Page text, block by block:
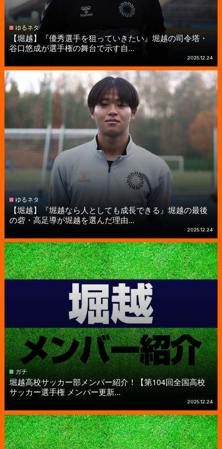
ゆるネタ
【堀越】『優秀選手を狙っていきたい』堀越の司令塔・
谷口悠成が選手権の舞台で示す自...
2025.12.24
ゆるネタ
【堀越】『堀越なら人としても成長できる』堀越の最後
の砦・高足導が堀越を選んだ理由...
2025.12.24
ガチ
堀越高校サッカー部メンバー紹介！【第104回全国高校
サッカー選手権 メンバー更新...
2025.12.24